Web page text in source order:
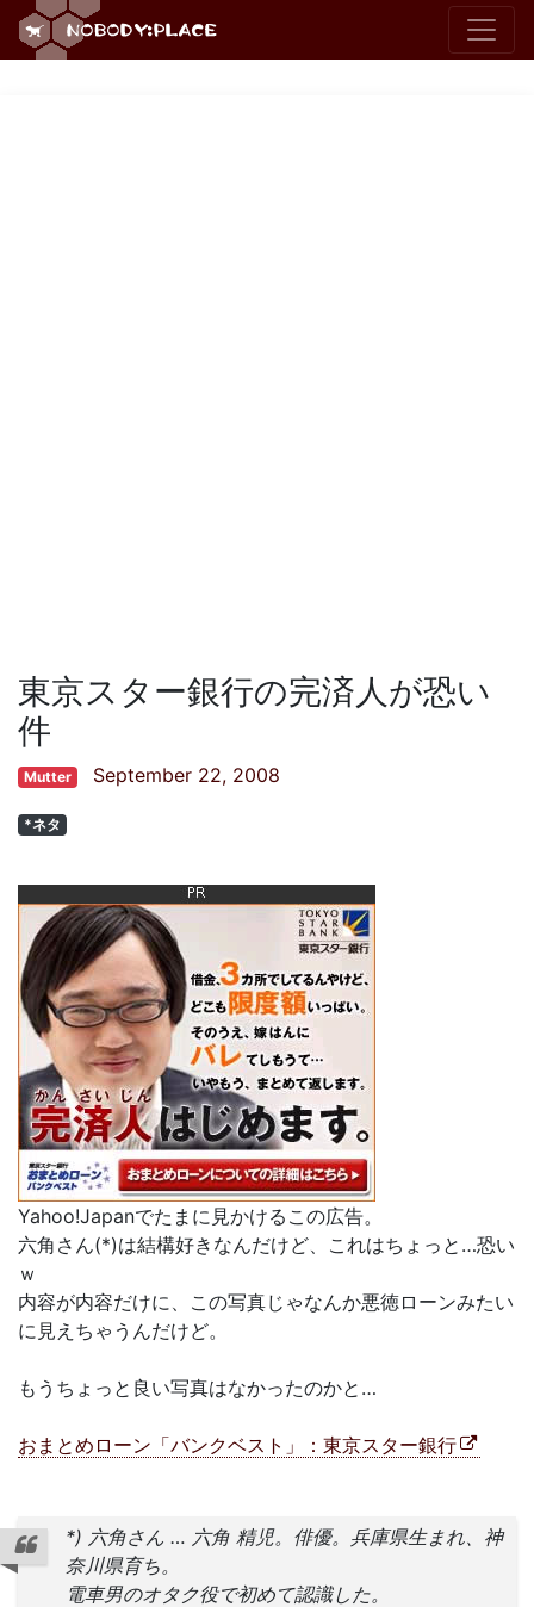
東京スター銀行の完済人が恐い
件
Mutter September 22, 2008
*ネタ
Yahoo!Japanでたまに見かけるこの広告。
六角さん(*)は結構好きなんだけど、これはちょっと…恐い
ｗ
内容が内容だけに、この写真じゃなんか悪徳ローンみたい
に見えちゃうんだけど。
もうちょっと良い写真はなかったのかと…
おまとめローン「バンクベスト」：東京スター銀行
*) 六角さん … 六角 精児。俳優。兵庫県生まれ、神
奈川県育ち。
電車男のオタク役で初めて認識した。